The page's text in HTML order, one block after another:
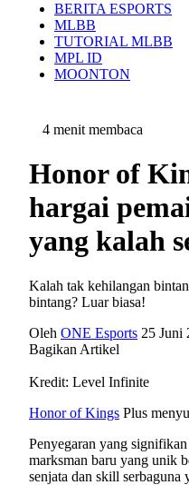
BERITA ESPORTS
MLBB
TUTORIAL MLBB
MPL ID
MOONTON
4 menit membaca
Honor of
hargai
yang kalah
Kalah tak kehilangan
bintang? Luar biasa!
Oleh ONE Esports 25 Juni
Bagikan Artikel
Kredit: Level Infinite
Honor of Kings Plus
Penyegaran yang
marksman baru yang unik
senjata dan skill